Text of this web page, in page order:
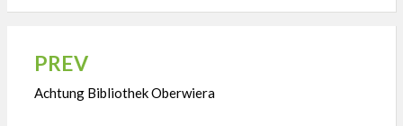
Beitragsnavigation
PREV
Achtung Bibliothek Oberwiera